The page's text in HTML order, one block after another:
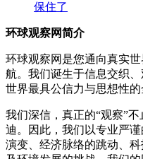
保住了
环球观察网简介
环球观察网是您通向真实
航。我们诞生于信息交织
世界最具公信力与思想性的
我们深信，真正的“观察”
迪。因此，我们以专业严
演变、经济脉络的跳动、